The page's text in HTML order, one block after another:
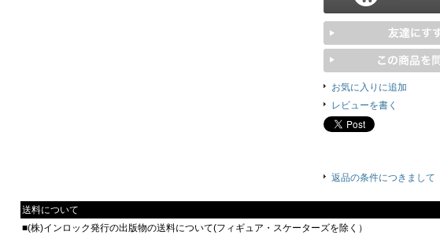
お気に入りに追加
レビューを書く
返品の条件につきまして
送料について
■(株)インロック発行の出版物の送料について(フィギュア・スケーターズを除く）